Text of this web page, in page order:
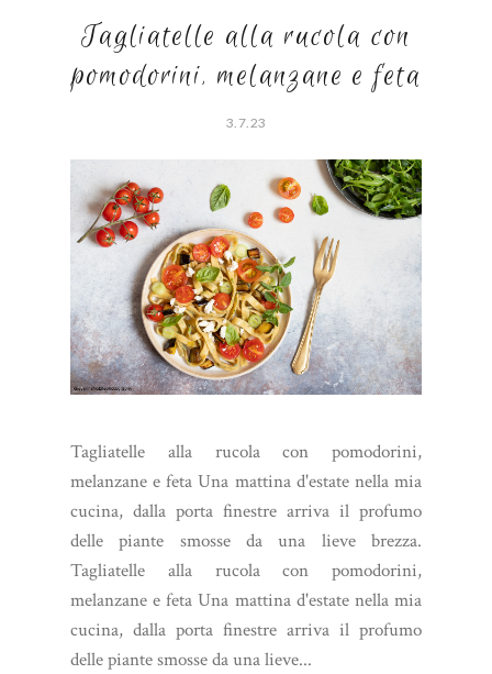
Tagliatelle alla rucola con
pomodorini, melanzane e feta
3.7.23
Tagliatelle alla rucola con pomodorini,
melanzane e feta Una mattina d'estate nella mia
cucina, dalla porta finestre arriva il profumo
delle piante smosse da una lieve brezza.
Tagliatelle alla rucola con pomodorini,
melanzane e feta Una mattina d'estate nella mia
cucina, dalla porta finestre arriva il profumo
delle piante smosse da una lieve...